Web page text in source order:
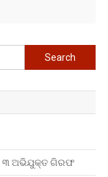
Search
for:
୩ ଅଭିଯୁକ୍ତ ଗିରଫ